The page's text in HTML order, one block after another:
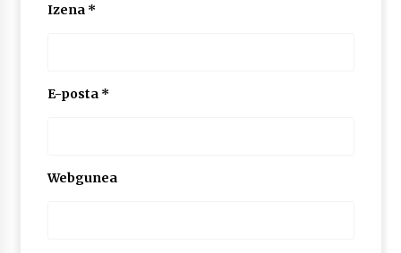
Izena *
E-posta *
Webgunea